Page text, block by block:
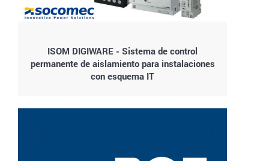
ISOM DIGIWARE - Sistema de control
permanente de aislamiento para instalaciones
con esquema IT